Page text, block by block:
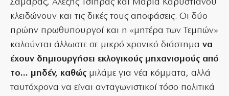
Σαμαράς, Αλέξης Τσίπρας και Μαρία Καρυστιανού
κλειδώνουν και τις δικές τους αποφάσεις. Οι δύο
πρώην πρωθυπουργοί και η «μητέρα των Τεμπών»
καλούνται άλλωστε σε μικρό χρονικό διάστημα να
έχουν δημιουργήσει εκλογικούς μηχανισμούς από
το… μηδέν, καθώς μιλάμε για νέα κόμματα, αλλά
ταυτόχρονα να είναι ανταγωνιστικοί τόσο πολιτικά